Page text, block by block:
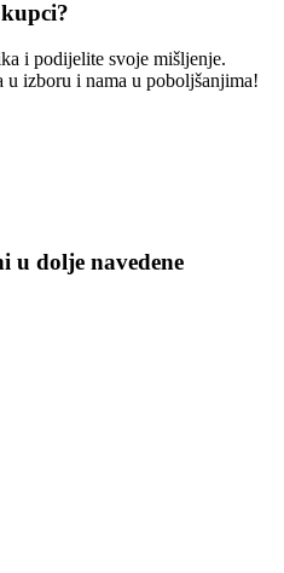
i podijelite svoje mišljenje.
u izboru i nama u poboljšanjima!
u dolje navedene